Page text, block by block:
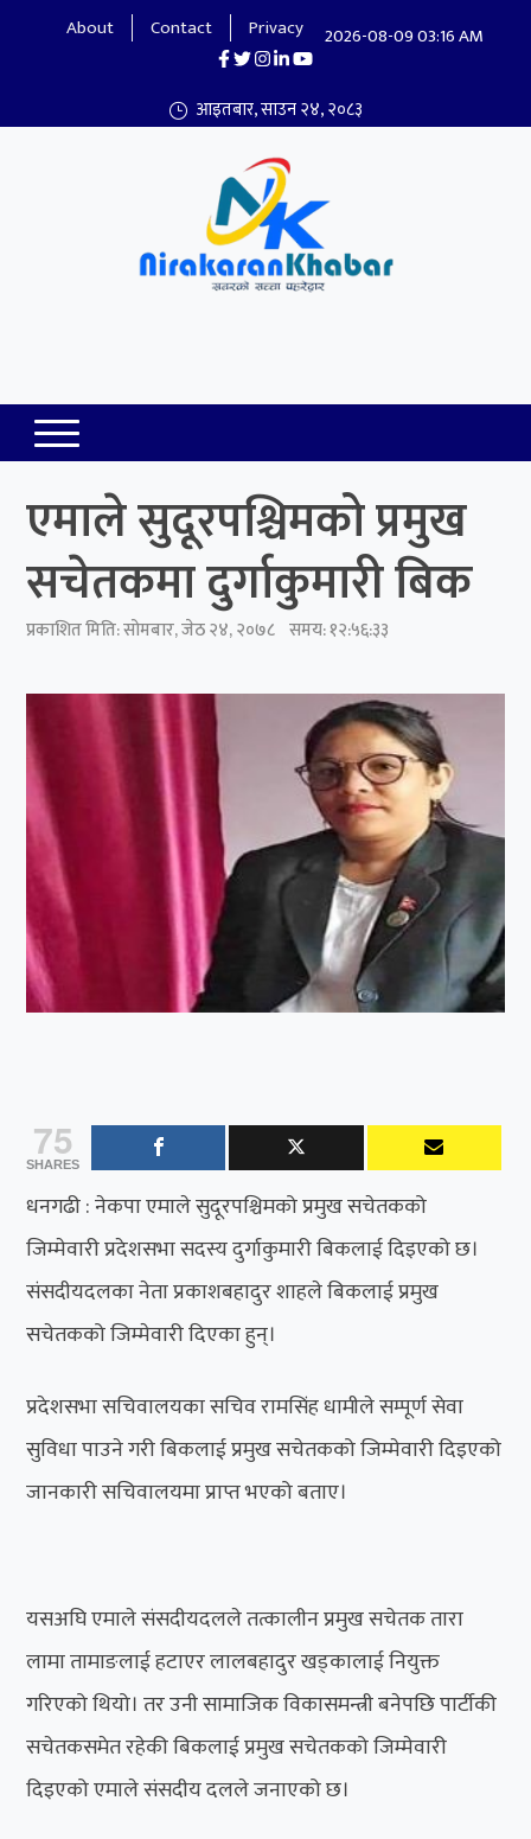
About Contact Privacy 2026-08-09 03:16 AM
आइतबार, साउन २४, २०८३
एमाले सुदूरपश्चिमको प्रमुख
सचेतकमा दुर्गाकुमारी बिक
प्रकाशित मिति:सोमबार, जेठ २४, २०७८ समय: १२:५६:३३
75
SHARES
धनगढी : नेकपा एमाले सुदूरपश्चिमको प्रमुख सचेतकको
जिम्मेवारी प्रदेशसभा सदस्य दुर्गाकुमारी बिकलाई दिइएको छ।
संसदीयदलका नेता प्रकाशबहादुर शाहले बिकलाई प्रमुख
सचेतकको जिम्मेवारी दिएका हुन्।
प्रदेशसभा सचिवालयका सचिव रामसिंह धामीले सम्पूर्ण सेवा
सुविधा पाउने गरी बिकलाई प्रमुख सचेतकको जिम्मेवारी दिइएको
जानकारी सचिवालयमा प्राप्त भएको बताए।
यसअघि एमाले संसदीयदलले तत्कालीन प्रमुख सचेतक तारा
लामा तामाङलाई हटाएर लालबहादुर खड्कालाई नियुक्त
गरिएको थियो। तर उनी सामाजिक विकासमन्त्री बनेपछि पार्टीकी
सचेतकसमेत रहेकी बिकलाई प्रमुख सचेतकको जिम्मेवारी
दिइएको एमाले संसदीय दलले जनाएको छ।